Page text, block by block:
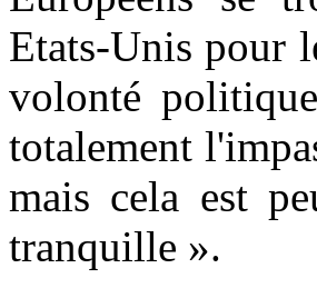
Etats-Unis pour
volonté
totalement
mais cela est
tranquille ».